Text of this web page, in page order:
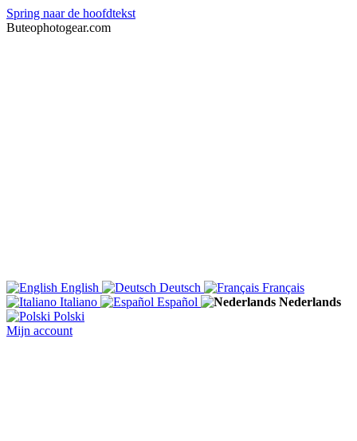
Spring naar de hoofdtekst
Buteophotogear.com
English Deutsch
Français
Italiano
Español
Nederlands
Polski
Mijn account